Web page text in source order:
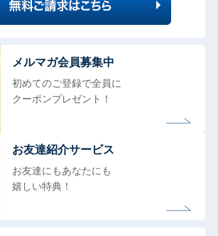
メルマガ会員募集中
初めてのご登録で全員に
クーポンプレゼント！
お友達紹介サービス
お友達にもあなたにも
嬉しい特典！